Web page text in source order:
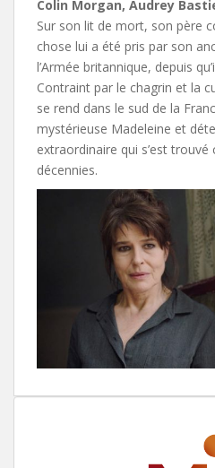
Colin Morgan, Audrey
Sur son lit de mort, son père
chose lui a été pris par son
l’Armée britannique, depuis
Contraint par le chagrin et la
se rend dans le sud de la
mystérieuse Madeleine et
extraordinaire qui s’est
décennies.